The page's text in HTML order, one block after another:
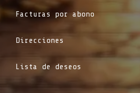
Facturas por abono
Direcciones
Lista de deseos